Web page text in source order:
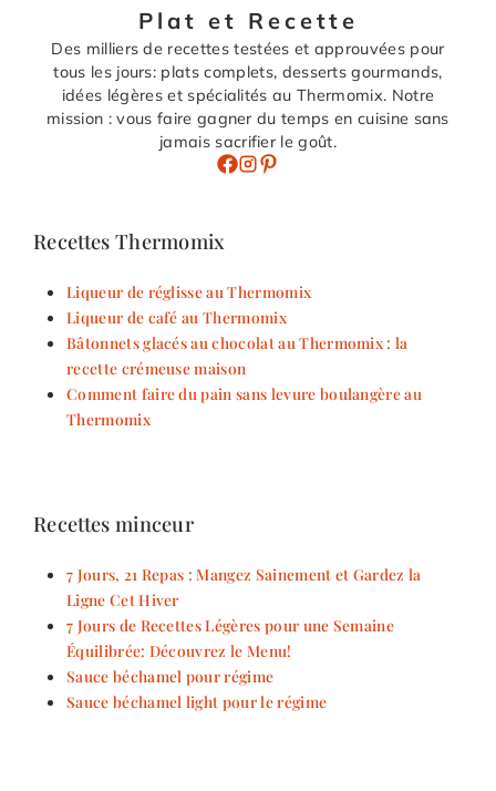
Plat et Recette
Des milliers de recettes testées et approuvées pour
tous les jours: plats complets, desserts gourmands,
idées légères et spécialités au Thermomix. Notre
mission : vous faire gagner du temps en cuisine sans
jamais sacrifier le goût.
Recettes Thermomix
Liqueur de réglisse au Thermomix
Liqueur de café au Thermomix
Bâtonnets glacés au chocolat au Thermomix : la
recette crémeuse maison
Comment faire du pain sans levure boulangère au
Thermomix
Recettes minceur
7 Jours, 21 Repas : Mangez Sainement et Gardez la
Ligne Cet Hiver
7 Jours de Recettes Légères pour une Semaine
Équilibrée: Découvrez le Menu!
Sauce béchamel pour régime
Sauce béchamel light pour le régime